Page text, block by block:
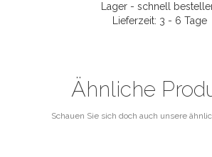
Lager - schnell
Lieferzeit: 3 - 6 Tage
Ähnliche
Schauen Sie sich doch auch unsere